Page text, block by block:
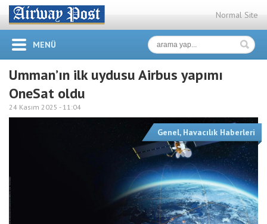
Normal Site
MENÜ
Umman’ın ilk uydusu Airbus yapımı
OneSat oldu
24 Kasım 2025 - 11:04
Genel, Havacılık Haberleri